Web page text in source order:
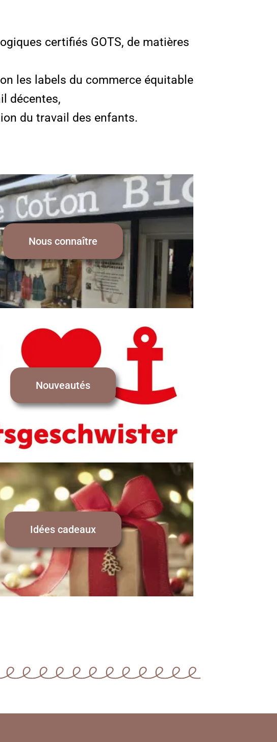
certifiés GOTS, de matières
les labels du commerce équitable
décentes,
du travail des enfants.
Nous connaître
Nouveautés
Idées cadeaux